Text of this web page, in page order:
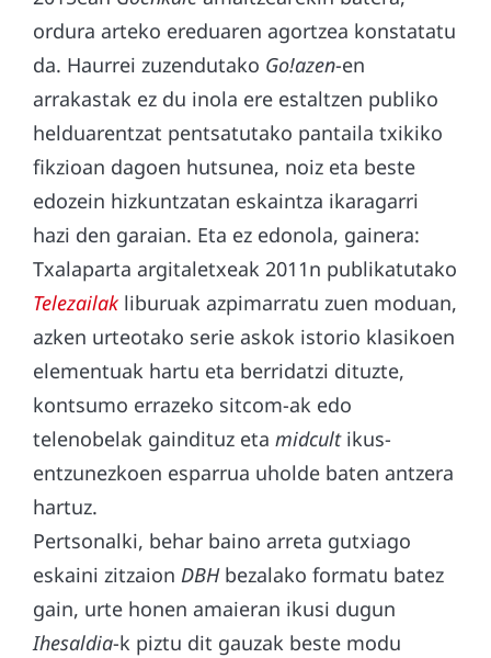
ordura arteko ereduaren agortzea konstatatu
da. Haurrei zuzendutako Go!azen-en
arrakastak ez du inola ere estaltzen publiko
helduarentzat pentsatutako pantaila txikiko
fikzioan dagoen hutsunea, noiz eta beste
edozein hizkuntzatan eskaintza ikaragarri
hazi den garaian. Eta ez edonola, gainera:
Txalaparta argitaletxeak 2011n publikatutako
Telezailakliburuak azpimarratu zuen moduan,
azken urteotako serie askok istorio klasikoen
elementuak hartu eta berridatzi dituzte,
kontsumo errazeko sitcom-ak edo
telenobelak gaindituz eta midcultikus-
entzunezkoen esparrua uholde baten antzera
hartuz.
Pertsonalki, behar baino arreta gutxiago
eskaini zitzaion DBHbezalako formatu batez
gain, urte honen amaieran ikusi dugun
Ihesaldia-k piztu dit gauzak beste modu